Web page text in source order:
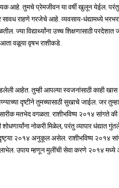
आहे. तुमचे प्रेमजीवन या वर्षी खुलून येईल. परंतु
सावध राहणे गरजेचे आहे. व्यवसाय-धंद्यामध्ये
ज्या विद्यार्थ्यांना उच्च शिक्षणासाठी
आता वळूया वृषभ राशीकडे.
आहेत. तुम्ही आपल्या स्वजनांसाठी काही
दृष्टीने तुमच्यासाठी सुखाचे जाईल. जर
मतभेद वगळता. राशीभविष्य २०१४ सांगते
नोकरी मिळेल, परंतु व्यापार
२०१४ अनुकूल असेल. राशीभविष्य २०१४
यश लाभेल. उपाय म्हणून मुलींची सेवा करणे २०१४